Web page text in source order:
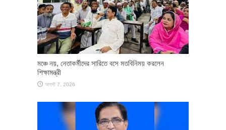
মঞ্চে নয়, নেতাকর্মীদের সারিতে বসে মতবিনিময় করলেন
শিক্ষামন্ত্রী
আগস্ট 7, 2026